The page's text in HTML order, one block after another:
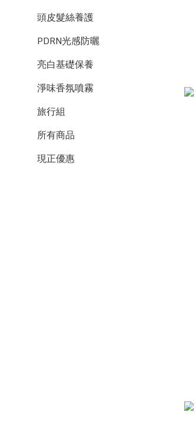
頭皮髮絲養護
PDRN光感防曬
亮白基礎保養
淨味香氛噴霧
旅行組
所有商品
現正優惠